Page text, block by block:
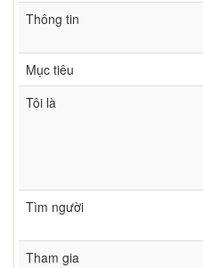
Thông tin
Mục tiêu
Tôi là
Tìm người
Tham gia